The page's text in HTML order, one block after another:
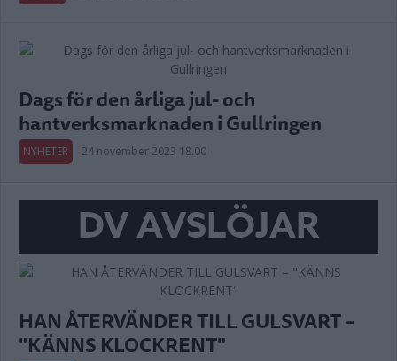
Dags för den årliga jul- och
hantverksmarknaden i Gullringen
NYHETER 24 november 2023 18.00
DV AVSLÖJAR
HAN ÅTERVÄNDER TILL GULSVART –
"KÄNNS KLOCKRENT"